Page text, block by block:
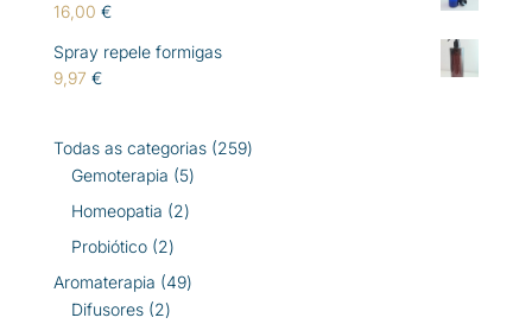
16,00 €
Spray repele formigas
9,97 €
Todas as categorias 259259
Gemoterapia 55
produtos
Homeopatia 22
Probiótico 22
produtos
Aromaterapia 4949
Difusores 22